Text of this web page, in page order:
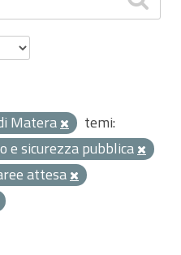
Matera
temi:
e sicurezza pubblica
attesa